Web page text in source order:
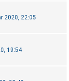
2020, 22:05
19:54